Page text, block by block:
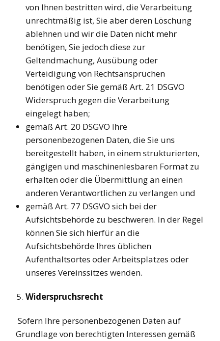
von Ihnen bestritten wird, die Verarbeitung
unrechtmäßig ist, Sie aber deren Löschung
ablehnen und wir die Daten nicht mehr
benötigen, Sie jedoch diese zur
Geltendmachung, Ausübung oder
Verteidigung von Rechtsansprüchen
benötigen oder Sie gemäß Art. 21 DSGVO
Widerspruch gegen die Verarbeitung
eingelegt haben;
gemäß Art. 20 DSGVO Ihre
personenbezogenen Daten, die Sie uns
bereitgestellt haben, in einem strukturierten,
gängigen und maschinenlesbaren Format zu
erhalten oder die Übermittlung an einen
anderen Verantwortlichen zu verlangen und
gemäß Art. 77 DSGVO sich bei der
Aufsichtsbehörde zu beschweren. In der Regel
können Sie sich hierfür an die
Aufsichtsbehörde Ihres üblichen
Aufenthaltsortes oder Arbeitsplatzes oder
unseres Vereinssitzes wenden.
Widerspruchsrecht
Sofern Ihre personenbezogenen Daten auf
Grundlage von berechtigten Interessen gemäß